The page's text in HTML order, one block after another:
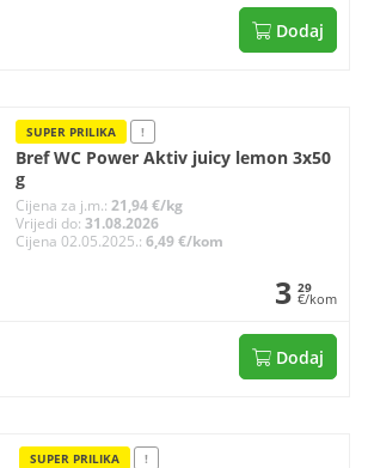
Dodaj
SUPER PRILIKA !
Bref WC Power Aktiv juicy lemon 3x50
g
Cijena za j.m.: 21,94 €/kg
Vrijedi do: 31.08.2026
Cijena 02.05.2025.: 6,49 €/kom
3 29
€/kom
Dodaj
SUPER PRILIKA !